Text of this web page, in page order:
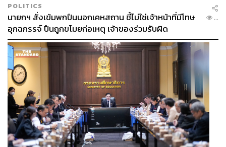
POLITICS
นายกฯ สั่งเข้มพกปืนนอกเคหสถาน ชี้ไม่ใช่เจ้าหน้าที่มีโทษ
อุกฉกรรจ์ ปืนถูกขโมยก่อเหตุ เจ้าของร่วมรับผิด
...